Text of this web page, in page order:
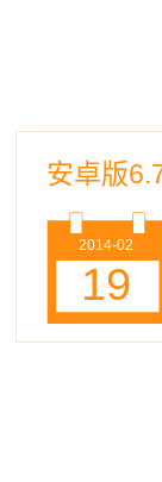
安卓版
2014-02
19